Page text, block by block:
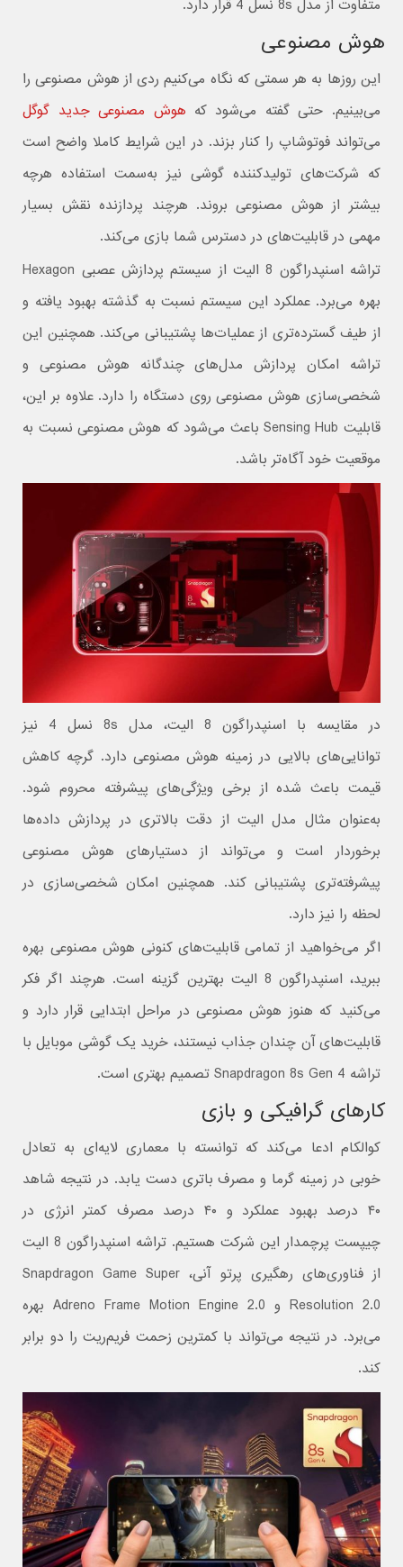
متفاوت از مدل 8s نسل 4 قرار دارد.
هوش مصنوعی
این روزها به هر سمتی که نگاه می‌کنیم ردی از هوش مصنوعی را
می‌بینیم. حتی گفته می‌شود که هوش مصنوعی جدید گوگل
می‌تواند فوتوشاپ را کنار بزند. در این شرایط کاملا واضح است
که شرکت‌های تولید‌کننده گوشی نیز به‌سمت استفاده هرچه
بیشتر از هوش مصنوعی بروند. هرچند پردازنده نقش بسیار
مهمی در قابلیت‌های در دسترس شما بازی می‌کند.
تراشه اسنپدراگون 8 الیت از سیستم پردازش عصبی Hexagon
بهره می‌برد. عملکرد این سیستم نسبت به گذشته بهبود یافته و
از طیف گسترده‌‌تری از عملیات‌ها پشتیبانی می‌کند. همچنین این
تراشه امکان پردازش مد‌ل‌های چندگانه هوش مصنوعی و
شخصی‌سازی هوش مصنوعی روی دستگاه را دارد. علاوه بر این،
قابلیت Sensing Hub باعث می‌شود که هوش مصنوعی نسبت به
موقعیت خود آگاه‌تر باشد.
در مقایسه با اسنپدراگون 8 الیت، مدل 8s نسل 4 نیز
توانایی‌های بالایی در زمینه هوش مصنوعی دارد. گرچه کاهش
قیمت باعث شده از برخی ویژگی‌‌های پیشرفته محروم شود.
به‌عنوان مثال مدل الیت از دقت بالاتری در پردازش داده‌ها
برخوردار است و می‌تواند از دستیارهای هوش مصنوعی
پیشرفته‌تری پشتیبانی کند. همچنین امکان شخصی‌سازی در
لحظه را نیز دارد.
اگر می‌خواهید از تمامی قابلیت‌های کنونی هوش مصنوعی بهره
ببرید، اسنپدراگون 8 الیت بهترین گزینه است. هرچند اگر فکر
می‌کنید که هنوز هوش مصنوعی در مراحل ابتدایی قرار دارد و
قابلیت‌های آن چندان جذاب نیستند، خرید یک گوشی موبایل با
تراشه Snapdragon 8s Gen 4 تصمیم بهتری است.
کارهای گرافیکی و بازی
کوالکام ادعا می‌کند که توانسته با معماری لایه‌ای به تعادل
خوبی در زمینه گرما و مصرف باتری دست یابد. در نتیجه شاهد
۴۰ درصد بهبود عملکرد و ۴۰ درصد مصرف کمتر انرژی در
چیپست پرچمدار این شرکت هستیم. تراشه اسنپدراگون 8 الیت
از فناوری‌های رهگیری پرتو آنی، Snapdragon Game Super
Resolution 2.0 و Adreno Frame Motion Engine 2.0 بهره
می‌برد. در نتیجه می‌تواند با کمترین زحمت فریم‌ریت را دو برابر
کند.